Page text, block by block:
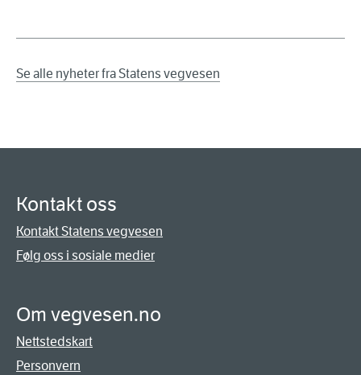
Se alle nyheter fra Statens vegvesen
Kontakt oss
Kontakt Statens vegvesen
Følg oss i sosiale medier
Om vegvesen.no
Nettstedskart
Personvern